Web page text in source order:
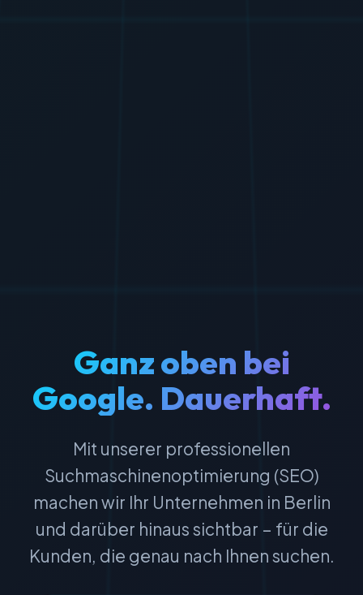
Ganz oben bei
Google. Dauerhaft.
Mit unserer professionellen
Suchmaschinenoptimierung (SEO)
machen wir Ihr Unternehmen in Berlin
und darüber hinaus sichtbar – für die
Kunden, die genau nach Ihnen suchen.